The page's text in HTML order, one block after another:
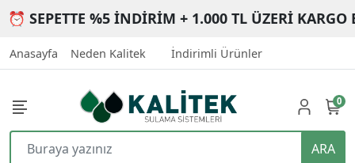
⏰ SEPETTE %5 İNDİRİM + 1.000 TL ÜZERİ KARGO
Anasayfa Neden Kalitek İndirimli Ürünler
ARA
0